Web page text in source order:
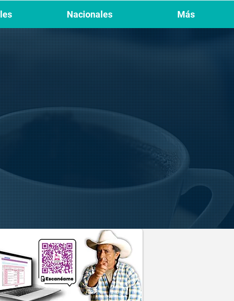
Nacionales Más